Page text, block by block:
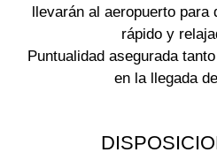
llevarán al aeropuerto
rápido y
Puntualidad asegurada
en la llegada